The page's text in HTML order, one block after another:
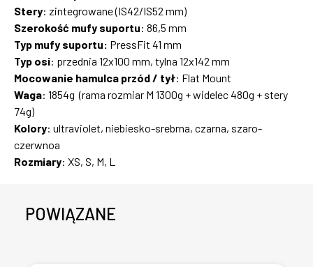
Stery: zintegrowane (IS42/IS52 mm)
Szerokość mufy suportu: 86,5 mm
Typ mufy suportu: PressFit 41 mm
Typ osi: przednia 12x100 mm, tylna 12x142 mm
Mocowanie hamulca przód / tył: Flat Mount
Waga: 1854g (rama rozmiar M 1300g + widelec 480g + stery
74g)
Kolory: ultraviolet, niebiesko-srebrna, czarna, szaro-
czerwnoa
Rozmiary: XS, S, M, L
POWIĄZANE